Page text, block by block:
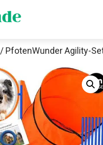
/ PfotenWunder Agility-